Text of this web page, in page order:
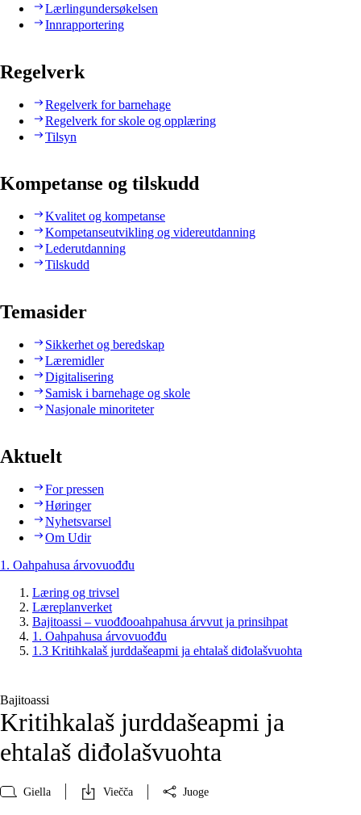
Lærlingundersøkelsen
Innrapportering
Regelverk
Regelverk for barnehage
Regelverk for skole og opplæring
Tilsyn
Kompetanse og tilskudd
Kvalitet og kompetanse
Kompetanseutvikling og videreutdanning
Lederutdanning
Tilskudd
Temasider
Sikkerhet og beredskap
Læremidler
Digitalisering
Samisk i barnehage og skole
Nasjonale minoriteter
Aktuelt
For pressen
Høringer
Nyhetsvarsel
Om Udir
1. Oahpahusa árvovuođđu
Læring og trivsel
Læreplanverket
Bajitoassi – vuođđooahpahusa árvvut ja prinsihpat
1. Oahpahusa árvovuođđu
1.3 Kritihkalaš jurddašeapmi ja ehtalaš diđolašvuohta
Bajitoassi
Kritihkalaš jurddašeapmi ja
ehtalaš diđolašvuohta
Giella Viečča Juoge